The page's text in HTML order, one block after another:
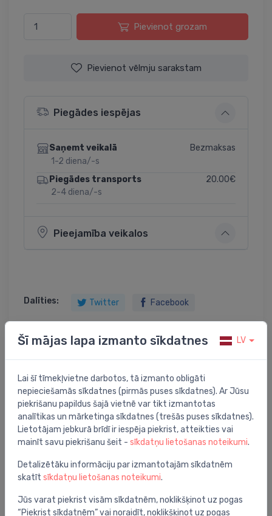
Pievienot grozam
Pievienot vēlmju sarakstam
Piegādes iespējas
Saņemt veikalā
1-2 diena/-s
Bezmaksas
Piegādes transports
2-4 diena/-s
20.00€
Pieejamība veikalos
Dalīties: Twitter Facebook
ieplūdes caurule 12-34mm
Jums varētu arī interesēt
Šī mājas lapa izmanto sīkdatnes LV
Lai šī tīmekļvietne darbotos, tā izmanto obligāti
nepieciešamās sīkdatnes (pirmās puses sīkdatnes). Ar Jūsu
piekrišanu papildus šajā vietnē var tikt izmantotas
analītikas un mārketinga sīkdatnes (trešās puses sīkdatnes).
Lietotājam jebkurā brīdī ir iespēja piekrist, atteikties vai
mainīt savu piekrišanu šeit - sīkdatņu lietošanas noteikumi.
Detalizētāku informāciju par izmantotajām sīkdatnēm
skatīt sīkdatņu lietošanas noteikumi.
Jūs varat piekrist visām sīkdatnēm, noklikšķinot uz pogas
“Piekrist sīkdatnēm” vai noraidīt, noklikšķinot uz pogas